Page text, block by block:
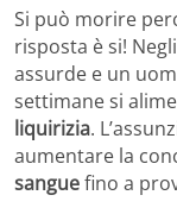
Si può morire
risposta è si!
assurde e un
settimane si
liquirizia.
aumentare la
sanguefino a